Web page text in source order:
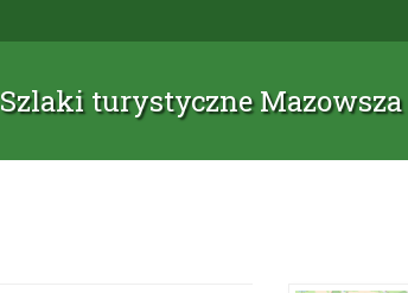
Szlaki turystyczne Mazowsza